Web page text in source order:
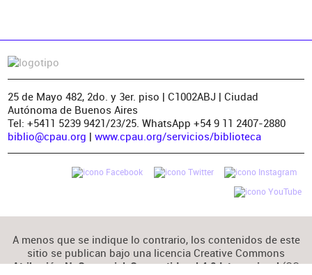
25 de Mayo 482, 2do. y 3er. piso | C1002ABJ | Ciudad
Autónoma de Buenos Aires
Tel: +5411 5239 9421/23/25. WhatsApp +54 9 11 2407-2880
biblio@cpau.org | www.cpau.org/servicios/biblioteca
A menos que se indique lo contrario, los contenidos de este
sitio se publican bajo una licencia Creative Commons
Atribución-NoComercial-CompartirIgual 4.0 Internacional(CC